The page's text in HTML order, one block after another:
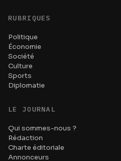
RUBRIQUES
Politique
Économie
Société
Culture
Sports
Diplomatie
LE JOURNAL
Qui sommes-nous ?
Rédaction
Charte éditoriale
Annonceurs